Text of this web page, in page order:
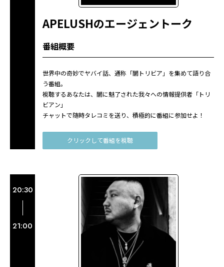
APELUSHのエージェントーク
番組概要
世界中の奇妙でヤバイ話、通称「闇トリビア」を集めて語り合
う番組。
視聴するあなたは、闇に魅了された我々への情報提供者「トリ
ビアン」
チャットで随時タレコミを送り、積極的に番組に参加せよ！
クリックして番組を視聴
20:30
21:00